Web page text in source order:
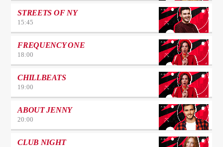
STREETS OF NY
15:45
FREQUENCY ONE
18:00
CHILLBEATS
19:00
ABOUT JENNY
20:00
CLUB NIGHT